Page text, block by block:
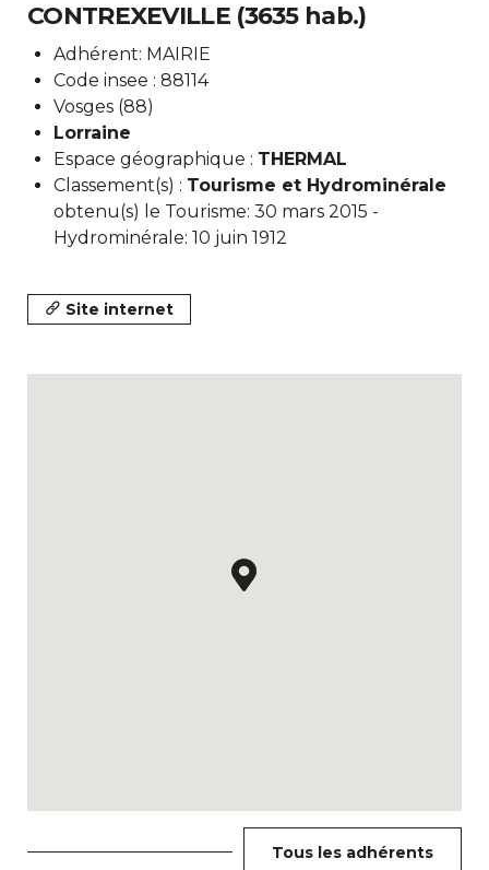
CONTREXEVILLE (3635 hab.)
Adhérent: MAIRIE
Code insee : 88114
Vosges (88)
Lorraine
Espace géographique : THERMAL
Classement(s) : Tourisme et Hydrominérale
obtenu(s) le Tourisme: 30 mars 2015 -
Hydrominérale: 10 juin 1912
Site internet
Tous les adhérents